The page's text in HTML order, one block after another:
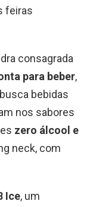
feiras
consagrada
para beber,
bebidas
nos sabores
zero álcool e
neck, com
Ice, um